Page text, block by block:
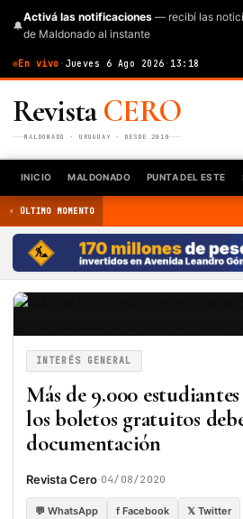
🔔
Activá las notificaciones — recibí las
de Maldonado al instante
En vivo · Jueves 6 Ago 2026 · 13:18
RevistaCERO
MALDONADO · URUGUAY · DESDE 2010
INICIO MALDONADO PUNTA DEL ESTE
⚡ ÚLTIMO MOMENTO
INTERÉS GENERAL
Más de 9.000
los boletos gratuitos
documentación
Revista Cero·04/08/2020
💬 WhatsApp f Facebook 𝕏 Twitter